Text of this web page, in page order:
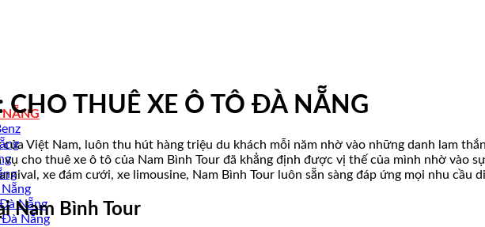
NẴNG
Nẵng
Đà Nẵng
CHO THUÊ XE Ô TÔ ĐÀ NẴNG
Việt Nam, luôn thu hút hàng triệu du khách mỗi năm nhờ vào những danh lam
vụ cho thuê xe ô tô của Nam Bình Tour đã khẳng định được vị thế của mình nhờ vào
xe đám cưới, xe limousine, Nam Bình Tour luôn sẵn sàng đáp ứng mọi nhu cầu
Nam Bình Tour